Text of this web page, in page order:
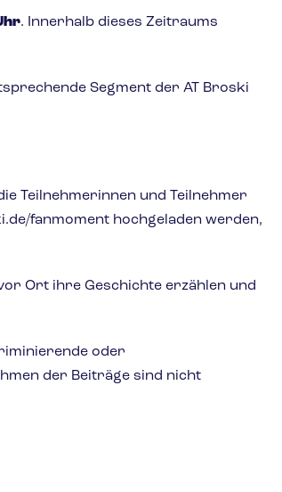
. Innerhalb dieses Zeitraums
Segment der AT Broski
Teilnehmerinnen und Teilnehmer
fanmoment hochgeladen werden,
Ort ihre Geschichte erzählen und
oder
der Beiträge sind nicht